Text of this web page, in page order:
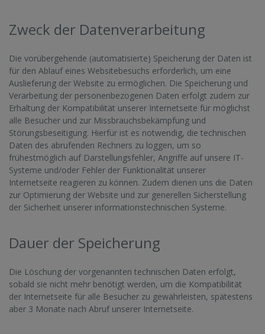
Zweck der Datenverarbeitung
Die vorübergehende (automatisierte) Speicherung der Daten ist
für den Ablauf eines Websitebesuchs erforderlich, um eine
Auslieferung der Website zu ermöglichen. Die Speicherung und
Verarbeitung der personenbezogenen Daten erfolgt zudem zur
Erhaltung der Kompatibilität unserer Internetseite für möglichst
alle Besucher und zur Missbrauchsbekämpfung und
Störungsbeseitigung. Hierfür ist es notwendig, die technischen
Daten des abrufenden Rechners zu loggen, um so
frühestmöglich auf Darstellungsfehler, Angriffe auf unsere IT-
Systeme und/oder Fehler der Funktionalität unserer
Internetseite reagieren zu können. Zudem dienen uns die Daten
zur Optimierung der Website und zur generellen Sicherstellung
der Sicherheit unserer informationstechnischen Systeme.
Dauer der Speicherung
Die Löschung der vorgenannten technischen Daten erfolgt,
sobald sie nicht mehr benötigt werden, um die Kompatibilität
der Internetseite für alle Besucher zu gewährleisten, spätestens
aber 3 Monate nach Abruf unserer Internetseite.